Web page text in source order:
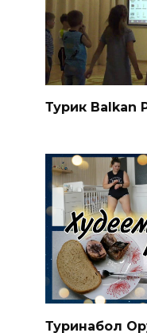
Турик Balkan
Туринабол